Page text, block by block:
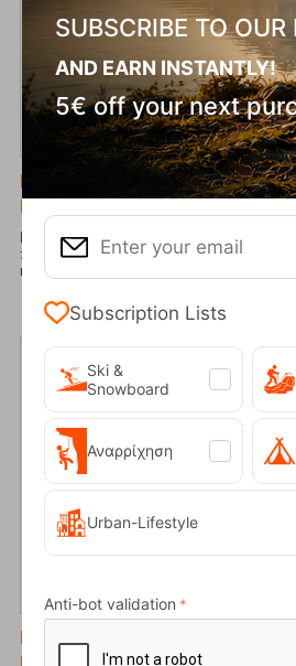
11/08/2025
Πώς Καθαρίζω τα Αδιάβροχα
Παπούτσια
Η σωστή φροντίδα και ο καθαρισμός των
παπουτσιών είναι απαραίτητα για να
η ανθεκτικότητα και η...
Καρέκλα Παραλίας: Ποια
SUBSCRIBE TO OUR
AND EARN INSTANTLY!
5€ off your next
Subscription Lists
Ski &
Snowboard
Αναρρίχηση
Urban-Lifestyle
Anti-bot validation